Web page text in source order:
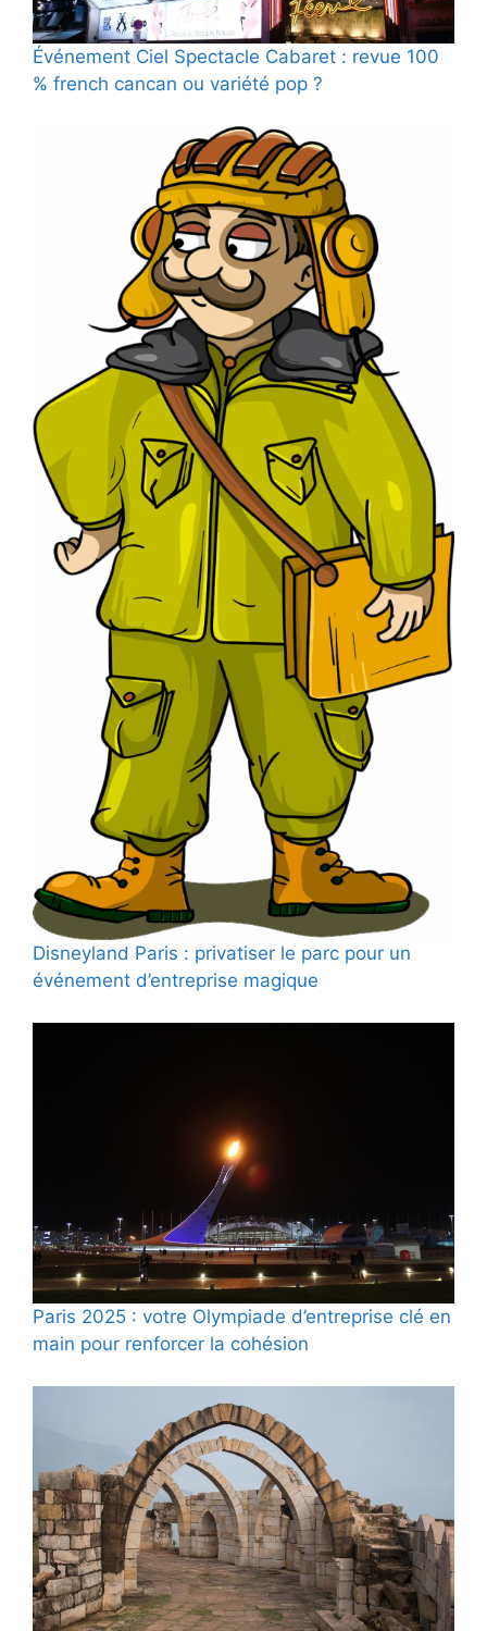
Événement Ciel Spectacle Cabaret : revue 100
% french cancan ou variété pop ?
Disneyland Paris : privatiser le parc pour un
événement d’entreprise magique
Paris 2025 : votre Olympiade d’entreprise clé en
main pour renforcer la cohésion